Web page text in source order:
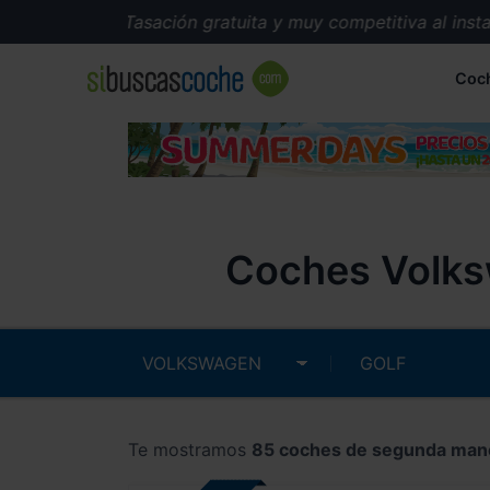
Tasación gratuita y muy competitiva al instante.
Coches
Te mostramos 85 coches de segunda